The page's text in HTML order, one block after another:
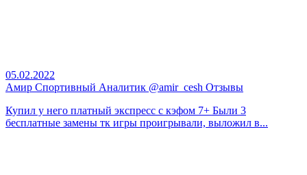
05.02.2022
Амир Спортивный Аналитик @amir_cesh Отзывы
Купил у него платный экспресс с кэфом 7+ Были 3
бесплатные замены тк игры проигрывали, выложил в...